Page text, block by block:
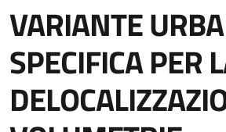
VARIANTE
SPECIFICA PER